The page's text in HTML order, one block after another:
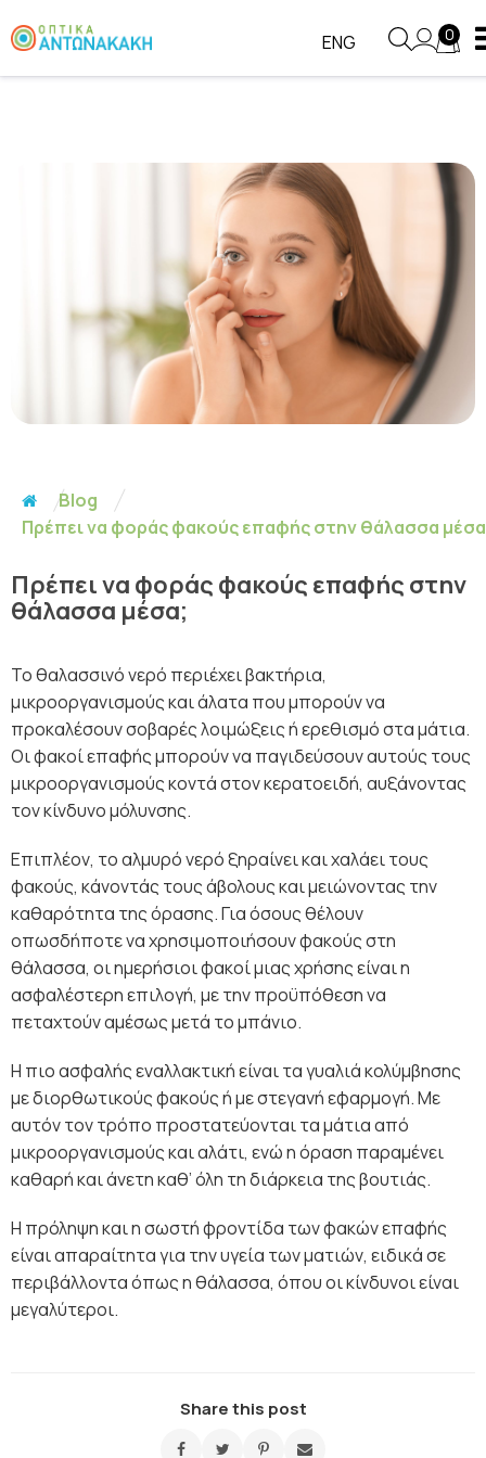
ENG 0
Blog
Πρέπει να φοράς φακούς επαφής στην θάλασσα
Πρέπει να φοράς φακούς επαφής στην
θάλασσα μέσα;
Το θαλασσινό νερό περιέχει βακτήρια,
μικροοργανισμούς και άλατα που μπορούν να
προκαλέσουν σοβαρές λοιμώξεις ή ερεθισμό στα μάτια.
Οι φακοί επαφής μπορούν να παγιδεύσουν αυτούς τους
μικροοργανισμούς κοντά στον κερατοειδή, αυξάνοντας
τον κίνδυνο μόλυνσης.
Επιπλέον, το αλμυρό νερό ξηραίνει και χαλάει τους
φακούς, κάνοντάς τους άβολους και μειώνοντας την
καθαρότητα της όρασης. Για όσους θέλουν
οπωσδήποτε να χρησιμοποιήσουν φακούς στη
θάλασσα, οι ημερήσιοι φακοί μιας χρήσης είναι η
ασφαλέστερη επιλογή, με την προϋπόθεση να
πεταχτούν αμέσως μετά το μπάνιο.
Η πιο ασφαλής εναλλακτική είναι τα γυαλιά κολύμβησης
με διορθωτικούς φακούς ή με στεγανή εφαρμογή. Με
αυτόν τον τρόπο προστατεύονται τα μάτια από
μικροοργανισμούς και αλάτι, ενώ η όραση παραμένει
καθαρή και άνετη καθ’ όλη τη διάρκεια της βουτιάς.
Η πρόληψη και η σωστή φροντίδα των φακών επαφής
είναι απαραίτητα για την υγεία των ματιών, ειδικά σε
περιβάλλοντα όπως η θάλασσα, όπου οι κίνδυνοι είναι
μεγαλύτεροι.
Share this post